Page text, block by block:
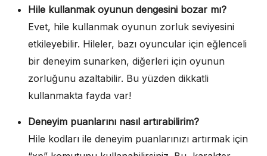
Hile kullanmak oyunun dengesini bozar mı?
Evet, hile kullanmak oyunun zorluk seviyesini
etkileyebilir. Hileler, bazı oyuncular için eğlenceli
bir deneyim sunarken, diğerleri için oyunun
zorluğunu azaltabilir. Bu yüzden dikkatli
kullanmakta fayda var!
Deneyim puanlarını nasıl artırabilirim?
Hile kodları ile deneyim puanlarınızı artırmak için